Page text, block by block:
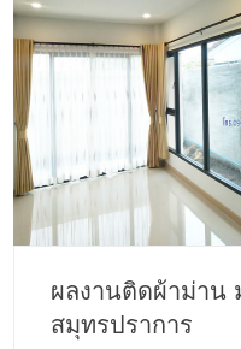
ผลงานติดผ้าม่าน
สมุทรปราการ